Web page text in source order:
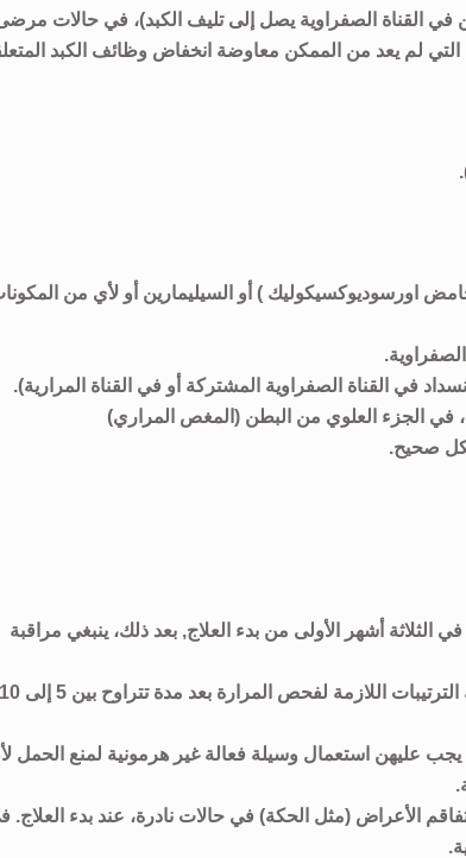
القناة الصفراوية يصل إلى تليف الكبد)، في حالات
لم يعد من الممكن معاوضة انخفاض وظائف الكبد
اورسوديوكسيكوليك ) أو السيليمارين أو لأي من
في القناة الصفراوية المشتركة أو في القناة المرارية).
في الجزء العلوي من البطن (المغص المراري)
صحيح.
طبيبك بإختبار وظائف الكبد بشكل دوري كل 4 أسابيع في الثلاثة أشهر الأولى من بدء العلاج, بعد ذلك، ينبغي مراقبة
عند استعمال العقار لتفتيت الحصوات المرارية، يجب أن يتخذ طبيبك الترتيبات اللازمة لفحص المرارة بعد مدة تتراوح بين 5 إلى 10
يجب عليهن استعمال وسيلة فعالة غير هرمونية لمنع الحمل
الأعراض (مثل الحكة) في حالات نادرة، عند بدء العلاج.